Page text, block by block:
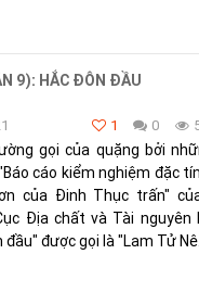
9): HẮC ĐÔN ĐẦU
1 0
gọi của quặng bởi
cáo kiểm nghiệm đặc
của Đinh Thục trấn"
Địa chất và Tài nguyên
được gọi là "Lam Tử Nê.